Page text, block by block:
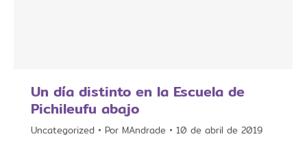
Un día distinto en la Escuela de
Pichileufu abajo
Uncategorized Por MAndrade 10 de abril de 2019